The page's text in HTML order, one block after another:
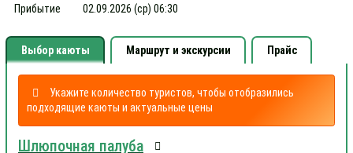
Прибытие
02.09.2026 (ср) 06:30
Выбор каюты Маршрут и экскурсии Прайс
Укажите количество туристов, чтобы отобразились
подходящие каюты и актуальные цены
Шлюпочная палуба